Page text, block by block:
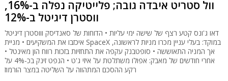
וול סטריט איבדה גובה; פלייטיקה נפלה ב-16%,
ווסטרן דיגיטל ב-12%
דאו ג'ונס קטע רצף של שישה ימי עליות • הדוחות של סאנדיסק וווסטרן דיגיטל
איכזבו את המשקיעים • מניית SpaceX במוקד: בעלי עניין מכרו מניות לראשונה,
אך המניה התאוששה • סופטבנק עקפה את התחזיות בזכות רווח הון מאינטל •
אחרי חודשים של מאבק: אפולו משתלטת על איזי ג'ט • הנפט זינק בכ-4% על
רקע ההסכם המתהווה על השליטה במצר הורמוז